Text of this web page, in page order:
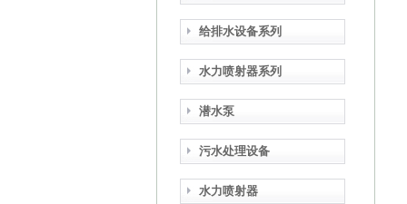
给排水设备系列
水力喷射器系列
潜水泵
污水处理设备
水力喷射器